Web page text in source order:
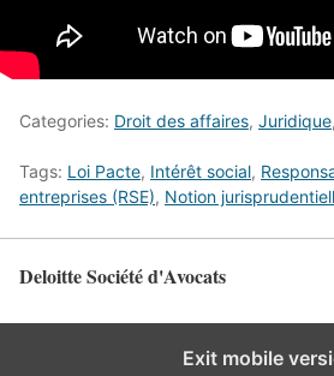
Categories: Droit des affaires, Juridique,
Tags: Loi Pacte, Intérêt social,
entreprises (RSE), Notion
Deloitte Société d'Avocats
Exit mobile